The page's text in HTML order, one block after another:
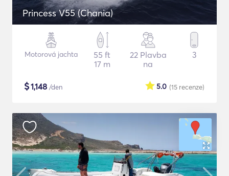
Princess V55 (Chania)
Motorová jachta
55 ft
17 m
22 Plavba
na
3
$1,148 /den (15 recenze)
5.0